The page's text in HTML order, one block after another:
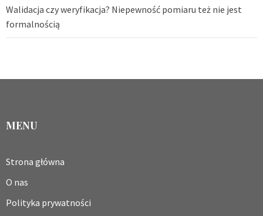
Walidacja czy weryfikacja? Niepewność pomiaru też nie jest
formalnością
MENU
Strona główna
O nas
Polityka prywatności